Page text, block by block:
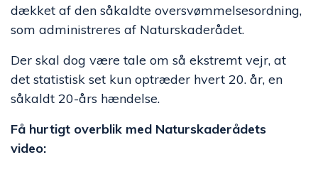
dækket af den såkaldte oversvømmelsesordning,
som administreres af Naturskaderådet.
Der skal dog være tale om så ekstremt vejr, at
det statistisk set kun optræder hvert 20. år, en
såkaldt 20-års hændelse.
Få hurtigt overblik med Naturskaderådets
video: